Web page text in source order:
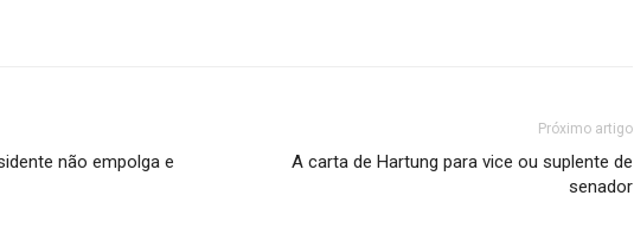
não empolga e
Próximo artigo
A carta de Hartung para vice ou suplente de
senador